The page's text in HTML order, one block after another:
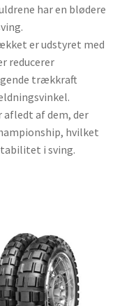
har en blødere
er udstyret med
reducerer
trækkraft
af dem, der
hvilket
i sving.